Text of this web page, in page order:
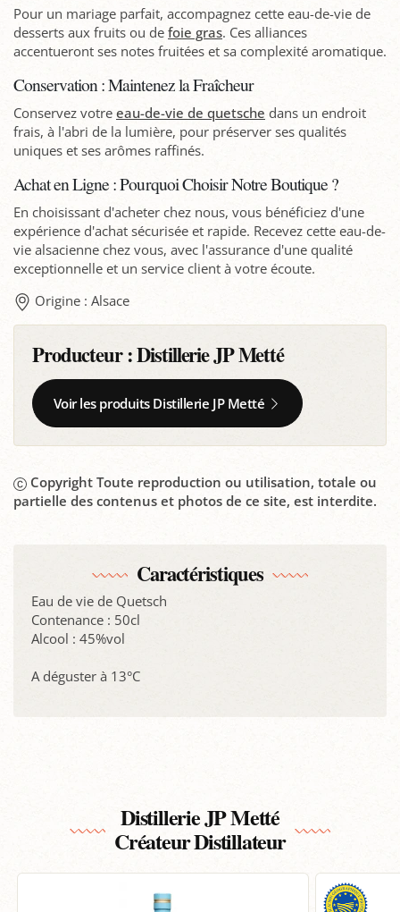
Pour un mariage parfait, accompagnez cette eau-de-vie de
desserts aux fruits ou de foie gras. Ces alliances
accentueront ses notes fruitées et sa complexité aromatique.
Conservation : Maintenez la Fraîcheur
Conservez votre eau-de-vie de quetsche dans un endroit
frais, à l'abri de la lumière, pour préserver ses qualités
uniques et ses arômes raffinés.
Achat en Ligne : Pourquoi Choisir Notre Boutique ?
En choisissant d'acheter chez nous, vous bénéficiez d'une
expérience d'achat sécurisée et rapide. Recevez cette eau-de-
vie alsacienne chez vous, avec l'assurance d'une qualité
exceptionnelle et un service client à votre écoute.
Origine : Alsace
Producteur :Distillerie JP Metté
Voir les produits Distillerie JP Metté
Copyright Toute reproduction ou utilisation, totale ou
partielle des contenus et photos de ce site, est interdite.
Caractéristiques
Eau de vie de Quetsch
Contenance : 50cl
Alcool : 45%vol
A déguster à 13°C
Distillerie JP Metté
Créateur Distillateur